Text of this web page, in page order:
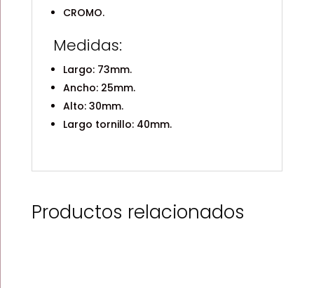
CROMO.
Medidas:
Largo: 73mm.
Ancho: 25mm.
Alto: 30mm.
Largo tornillo: 40mm.
Productos relacionados